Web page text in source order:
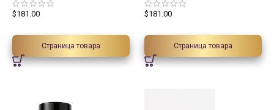
$181.00
Страница товара
$181.00
Страница товара